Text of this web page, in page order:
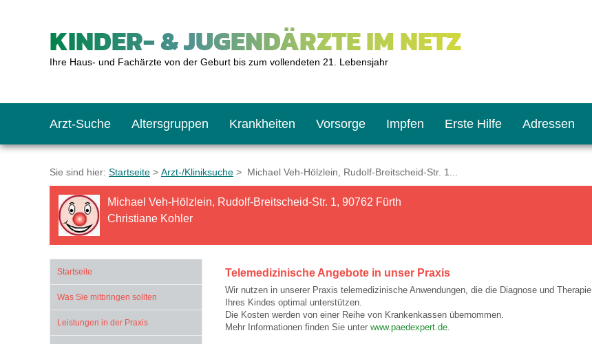
KINDER- & JUGENDÄRZTE IM NETZ
Ihre Haus- und Fachärzte von der Geburt bis zum vollendeten 21. Lebensjahr
Arzt-Suche Altersgruppen
Das erste Jahr
Jugendliche
Krankheiten Vorsorge
Baby: U1 bis U6
Teenager: J1 bis J2
Impfen
Impfkalender
Impfreaktionen
Erste Hilfe
Notrufnummern
Sofortmaßnahmen
Adressen
Notdienste
Link-Tipps
BMI-Rechner
Wachstum-Rechner
Sie sind hier: Startseite > Arzt-/Kliniksuche > Michael Veh-Hölzlein, Rudolf-Breitscheid-Str. 1...
Michael Veh-Hölzlein, Rudolf-Breitscheid-Str. 1, 90762 Fürth
Christiane Kohler
Startseite
Was Sie mitbringen sollten
Leistungen in der Praxis
Telemedizinische Angebote in unser Praxis
Wir nutzen in unserer Praxis telemedizinische Anwendungen, die die Diagnose und Therapie
Ihres Kindes optimal unterstützen.
Die Kosten werden von einer Reihe von Krankenkassen übernommen.
Mehr Informationen finden Sie unter www.paedexpert.de.